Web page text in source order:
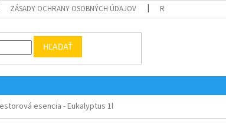
ZÁSADY OCHRANY OSOBNÝCH ÚDAJOV REKLAMÁCIA TOVARU
HĽADAŤ
esencia - Eukalyptus 1l